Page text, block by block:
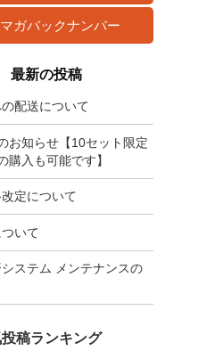
ガバックナンバー
最新の投稿
配送について
お知らせ【10セット限定
購入も可能です】
定について
いて
ステム メンテナンスの
投稿ランキング